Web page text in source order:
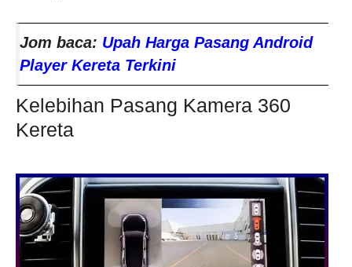
Jom baca: Upah Harga Pasang Android
Player Kereta Terkini
Kelebihan Pasang Kamera 360
Kereta